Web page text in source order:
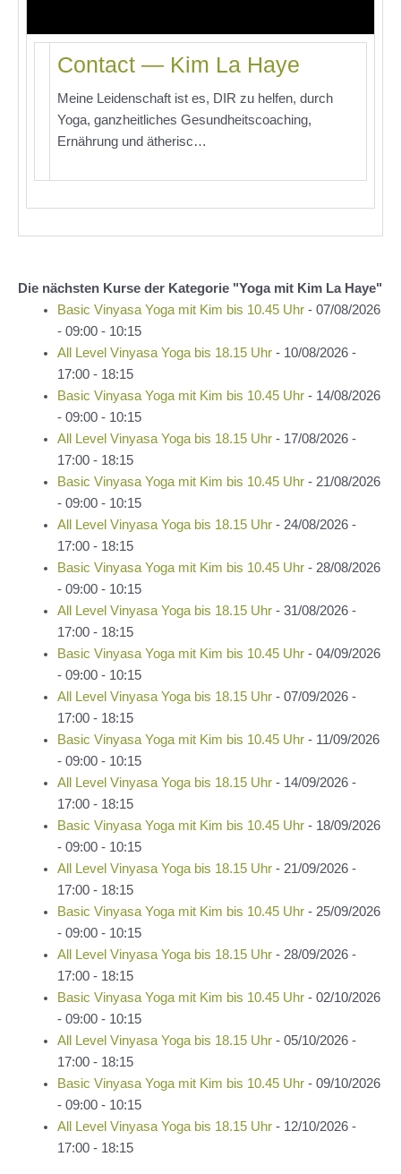
Contact — Kim La Haye
Meine Leidenschaft ist es, DIR zu helfen, durch
Yoga, ganzheitliches Gesundheitscoaching,
Ernährung und ätherisc…
Die nächsten Kurse der Kategorie "Yoga mit Kim La Haye"
Basic Vinyasa Yoga mit Kim bis 10.45 Uhr- 07/08/2026
- 09:00 - 10:15
All Level Vinyasa Yoga bis 18.15 Uhr- 10/08/2026 -
17:00 - 18:15
Basic Vinyasa Yoga mit Kim bis 10.45 Uhr- 14/08/2026
- 09:00 - 10:15
All Level Vinyasa Yoga bis 18.15 Uhr- 17/08/2026 -
17:00 - 18:15
Basic Vinyasa Yoga mit Kim bis 10.45 Uhr- 21/08/2026
- 09:00 - 10:15
All Level Vinyasa Yoga bis 18.15 Uhr- 24/08/2026 -
17:00 - 18:15
Basic Vinyasa Yoga mit Kim bis 10.45 Uhr- 28/08/2026
- 09:00 - 10:15
All Level Vinyasa Yoga bis 18.15 Uhr- 31/08/2026 -
17:00 - 18:15
Basic Vinyasa Yoga mit Kim bis 10.45 Uhr- 04/09/2026
- 09:00 - 10:15
All Level Vinyasa Yoga bis 18.15 Uhr- 07/09/2026 -
17:00 - 18:15
Basic Vinyasa Yoga mit Kim bis 10.45 Uhr- 11/09/2026
- 09:00 - 10:15
All Level Vinyasa Yoga bis 18.15 Uhr- 14/09/2026 -
17:00 - 18:15
Basic Vinyasa Yoga mit Kim bis 10.45 Uhr- 18/09/2026
- 09:00 - 10:15
All Level Vinyasa Yoga bis 18.15 Uhr- 21/09/2026 -
17:00 - 18:15
Basic Vinyasa Yoga mit Kim bis 10.45 Uhr- 25/09/2026
- 09:00 - 10:15
All Level Vinyasa Yoga bis 18.15 Uhr- 28/09/2026 -
17:00 - 18:15
Basic Vinyasa Yoga mit Kim bis 10.45 Uhr- 02/10/2026
- 09:00 - 10:15
All Level Vinyasa Yoga bis 18.15 Uhr- 05/10/2026 -
17:00 - 18:15
Basic Vinyasa Yoga mit Kim bis 10.45 Uhr- 09/10/2026
- 09:00 - 10:15
All Level Vinyasa Yoga bis 18.15 Uhr- 12/10/2026 -
17:00 - 18:15